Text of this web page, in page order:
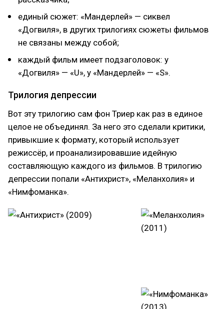
единый сюжет: «Мандерлей» — сиквел
«Догвиля», в других трилогиях сюжеты фильмов
не связаны между собой;
каждый фильм имеет подзаголовок: у
«Догвиля» — «U», у «Мандерлей» — «S».
Трилогия депрессии
Вот эту трилогию сам фон Триер как раз в единое
целое не объединял. За него это сделали критики,
привыкшие к формату, который использует
режиссёр, и проанализировавшие идейную
составляющую каждого из фильмов. В трилогию
депрессии попали «Антихрист», «Меланхолия» и
«Нимфоманка».